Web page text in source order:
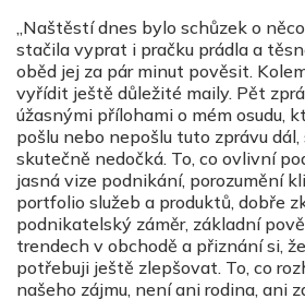
„Naštěstí dnes bylo schůzek o
stačila vyprat i pračku prádla a
oběd jej za pár minut pověsit.
vyřídit ještě důležité maily. Pět
úžasnými přílohami o mém osudu,
pošlu nebo nepošlu tuto zprávu
skutečně nedočká. To, co ovlivní
jasná vize podnikání, porozumění
portfolio služeb a produktů, dobře
podnikatelský záměr, základní
trendech v obchodě a přiznání si,
potřebuji ještě zlepšovat. To, co
našeho zájmu, není ani rodina, ani